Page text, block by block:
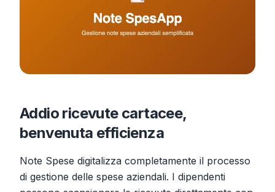
Addio ricevute cartacee,
benvenuta efficienza
Note Spese digitalizza completamente il processo
di gestione delle spese aziendali. I dipendenti